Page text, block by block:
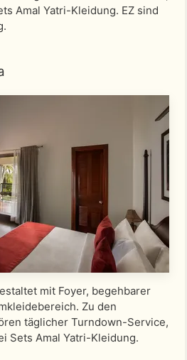
Amal Yatri-Kleidung. EZ sind
mit Foyer, begehbarer
Zu den
täglicher Turndown-Service,
Sets Amal Yatri-Kleidung.